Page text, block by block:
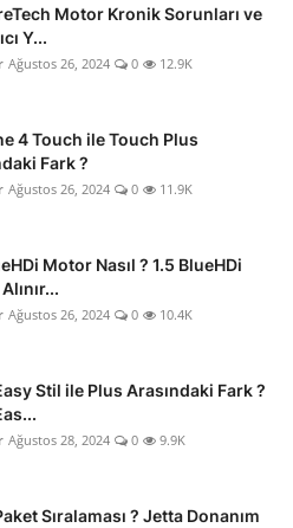
Motor Kronik Sorunları ve
Y...
Ağustos 26, 2024 0 12.9K
4 Touch ile Touch Plus
Fark ?
Ağustos 26, 2024 0 11.9K
Motor Nasıl ? 1.5 BlueHDi
Ağustos 26, 2024 0 10.4K
Stil ile Plus Arasındaki Fark ?
Ağustos 28, 2024 0 9.9K
Sıralaması ? Jetta Donanım